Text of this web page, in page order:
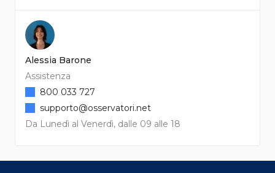
Alessia Barone
Assistenza
Da Lunedì al Venerdì, dalle 09 alle 18
800 033 727
supporto@osservatori.net